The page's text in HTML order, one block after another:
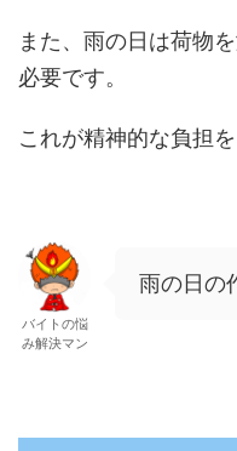
また、雨の日は荷物
必要です。
これが精神的な負担
バイトの悩
み解決マン
雨の日の